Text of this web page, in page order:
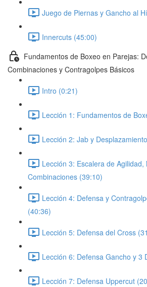
Juego de Piernas y Gancho al
Innercuts (45:00)
Fundamentos de Boxeo en Parejas:
Combinaciones y Contragolpes Básicos
Intro (0:21)
Lección 1: Fundamentos de
Lección 2: Jab y
Lección 3: Escalera de Agilidad,
Combinaciones (39:10)
Lección 4: Defensa y
(40:36)
Lección 5: Defensa del Cross
Lección 6: Defensa Gancho y 3
Lección 7: Defensa Uppercut